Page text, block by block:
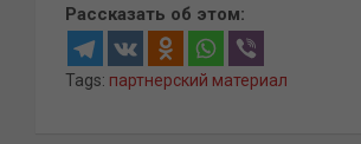
Рассказать об этом:
Tags: партнерский материал